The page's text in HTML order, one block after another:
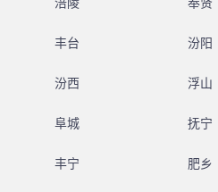
丰台 汾阳
汾西 浮山
阜城 抚宁
丰宁 肥乡